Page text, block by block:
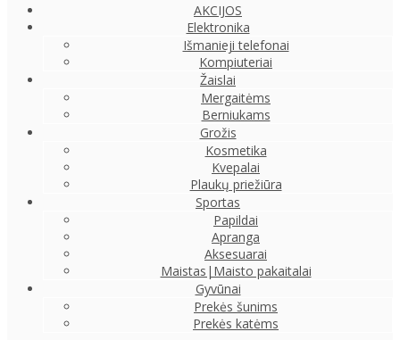
AKCIJOS
Elektronika
Išmanieji telefonai
Kompiuteriai
Žaislai
Mergaitėms
Berniukams
Grožis
Kosmetika
Kvepalai
Plaukų priežiūra
Sportas
Papildai
Apranga
Aksesuarai
Maistas|Maisto pakaitalai
Gyvūnai
Prekės šunims
Prekės katėms